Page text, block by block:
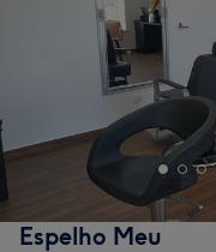
Espelho Meu